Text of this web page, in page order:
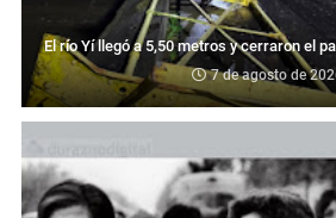
El río Yí llegó a 5,50 metros y cerraron el
7 de agosto de